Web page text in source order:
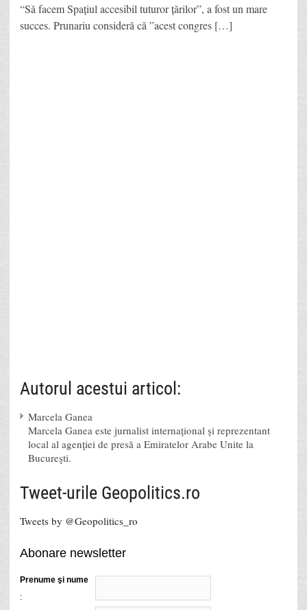
“Să facem Spațiul accesibil tuturor țărilor”, a fost un mare
succes. Prunariu consideră că ”acest congres […]
Autorul acestui articol:
Marcela Ganea
Marcela Ganea este jurnalist internațional și reprezentant
local al agenţiei de presă a Emiratelor Arabe Unite la
Bucureşti.
Tweet-urile Geopolitics.ro
Tweets by @Geopolitics_ro
Abonare newsletter
Prenume şi nume
: